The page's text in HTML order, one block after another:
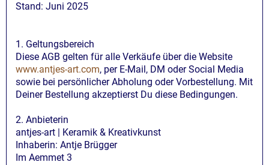
Stand: Juni 2025
1. Geltungsbereich
Diese AGB gelten für alle Verkäufe über die Website
www.antjes-art.com, per E-Mail, DM oder Social Media
sowie bei persönlicher Abholung oder Vorbestellung. Mit
Deiner Bestellung akzeptierst Du diese Bedingungen.
2. Anbieterin
antjes-art | Keramik & Kreativkunst
Inhaberin: Antje Brügger
Im Aemmet 3